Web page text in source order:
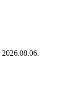
2026.08.06.